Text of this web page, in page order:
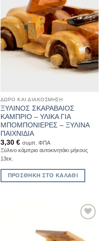
ΔΏΡΟ ΚΑΙ ΔΙΑΚΌΣΜΗΣΗ
ΞΥΛΙΝΟΣ ΣΚΑΡΑΒΑΙΟΣ
ΚΑΜΠΡΙΟ – ΥΛΙΚΑ ΓΙΑ
ΜΠΟΜΠΟΝΙΕΡΕΣ – ΞΥΛΙΝΑ
ΠΑΙΧΝΙΔΙΑ
3,30 € συμπ. ΦΠΑ
Ξύλινο κάμπριο αυτοκινητάκι μήκους
13εκ.
ΠΡΟΣΘΉΚΗ ΣΤΟ ΚΑΛΆΘΙ
Wishlist